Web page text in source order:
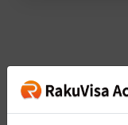
A1